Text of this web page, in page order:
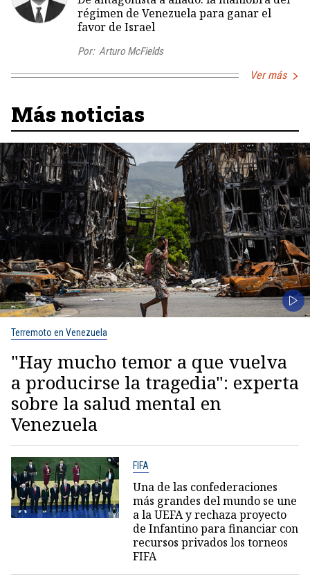
régimen de Venezuela para ganar el
favor de Israel
Por: Arturo McFields
Ver más
Más noticias
Terremoto en Venezuela
"Hay mucho temor a que vuelva
a producirse la tragedia": experta
sobre la salud mental en
Venezuela
FIFA
Una de las confederaciones
más grandes del mundo se une
a la UEFA y rechaza proyecto
de Infantino para financiar con
recursos privados los torneos
FIFA